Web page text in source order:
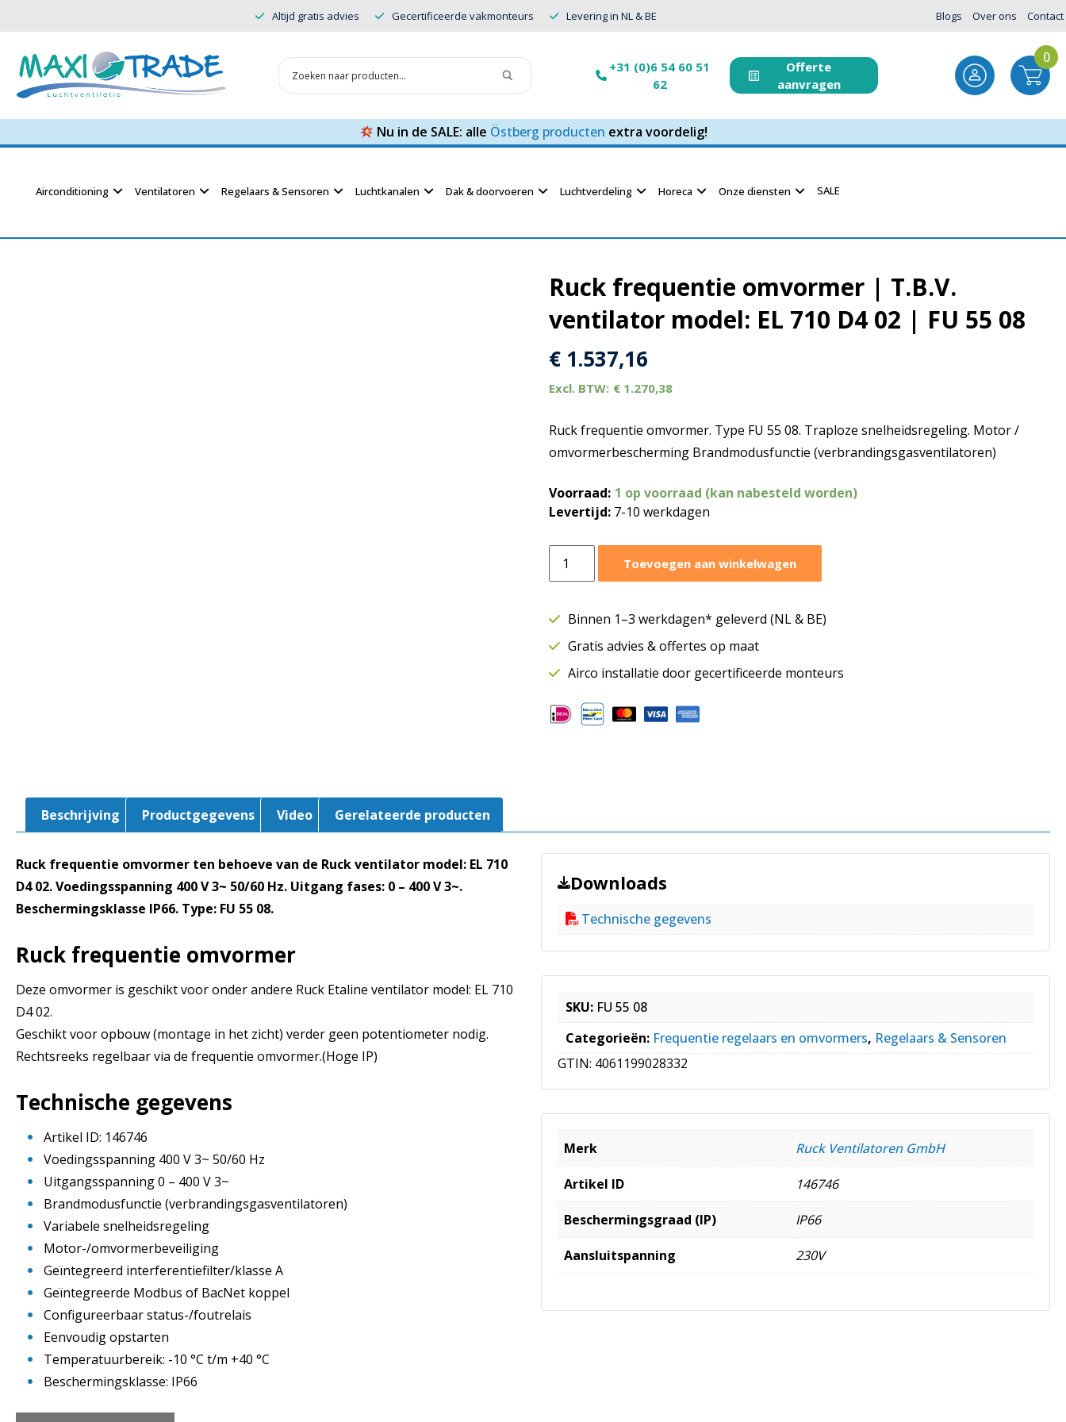
Altijd gratis advies Gecertificeerde vakmonteurs Levering in NL & BE Blogs Over ons Contact
+31 (0)6 54 60 51
62
Offerte
aanvragen
0
Nu in de SALE: alle Östberg producten extra voordelig!
Airconditioning Ventilatoren Regelaars & Sensoren Luchtkanalen Dak & doorvoeren Luchtverdeling Horeca Onze diensten SALE
Ruck frequentie omvormer | T.B.V.
ventilator model: EL 710 D4 02 | FU 55 08
€ 1.537,16
€ 1.270,38
Ruck frequentie omvormer. Type FU 55 08. Traploze snelheidsregeling. Motor /
omvormerbescherming Brandmodusfunctie (verbrandingsgasventilatoren)
Voorraad: 1 op voorraad (kan nabesteld worden)
Levertijd: 7-10 werkdagen
frequentie
ventilator
model:
710
D4
Toevoegen aan winkelwagen
Binnen 1–3 werkdagen* geleverd (NL & BE)
Gratis advies & offertes op maat
Airco installatie door gecertificeerde monteurs
Beschrijving Productgegevens Video Gerelateerde producten
Ruck frequentie omvormer ten behoeve van de Ruck ventilator model: EL 710
D4 02. Voedingsspanning 400 V 3~ 50/60 Hz. Uitgang fases: 0 – 400 V 3~.
Beschermingsklasse IP66. Type: FU 55 08.
Ruck frequentie omvormer
Deze omvormer is geschikt voor onder andere Ruck Etaline ventilator model: EL 710
D4 02.
Geschikt voor opbouw (montage in het zicht) verder geen potentiometer nodig.
Rechtsreeks regelbaar via de frequentie omvormer.(Hoge IP)
Technische gegevens
Artikel ID: 146746
Voedingsspanning 400 V 3~ 50/60 Hz
Uitgangsspanning 0 – 400 V 3~
Brandmodusfunctie (verbrandingsgasventilatoren)
Variabele snelheidsregeling
Motor-/omvormerbeveiliging
Geïntegreerd interferentiefilter/klasse A
Geïntegreerde Modbus of BacNet koppel
Configureerbaar status-/foutrelais
Eenvoudig opstarten
Temperatuurbereik: -10 °C t/m +40 °C
Beschermingsklasse: IP66
Downloads
Technische gegevens
SKU: FU 55 08
Categorieën: Frequentie regelaars en omvormers, Regelaars & Sensoren
GTIN: 4061199028332
Merk Ruck Ventilatoren GmbH
Artikel ID 146746
Beschermingsgraad (IP) IP66
Aansluitspanning 230V